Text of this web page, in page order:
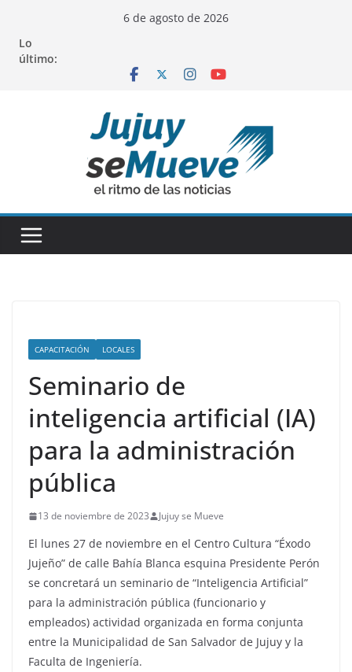
contenido
6 de agosto de 2026
Lo
último:
CAPACITACIÓN LOCALES
Seminario de
inteligencia artificial (IA)
para la administración
pública
13 de noviembre de 2023 Jujuy se Mueve
El lunes 27 de noviembre en el Centro Cultura “Éxodo
Jujeño” de calle Bahía Blanca esquina Presidente Perón
se concretará un seminario de “Inteligencia Artificial”
para la administración pública (funcionario y
empleados) actividad organizada en forma conjunta
entre la Municipalidad de San Salvador de Jujuy y la
Faculta de Ingeniería.